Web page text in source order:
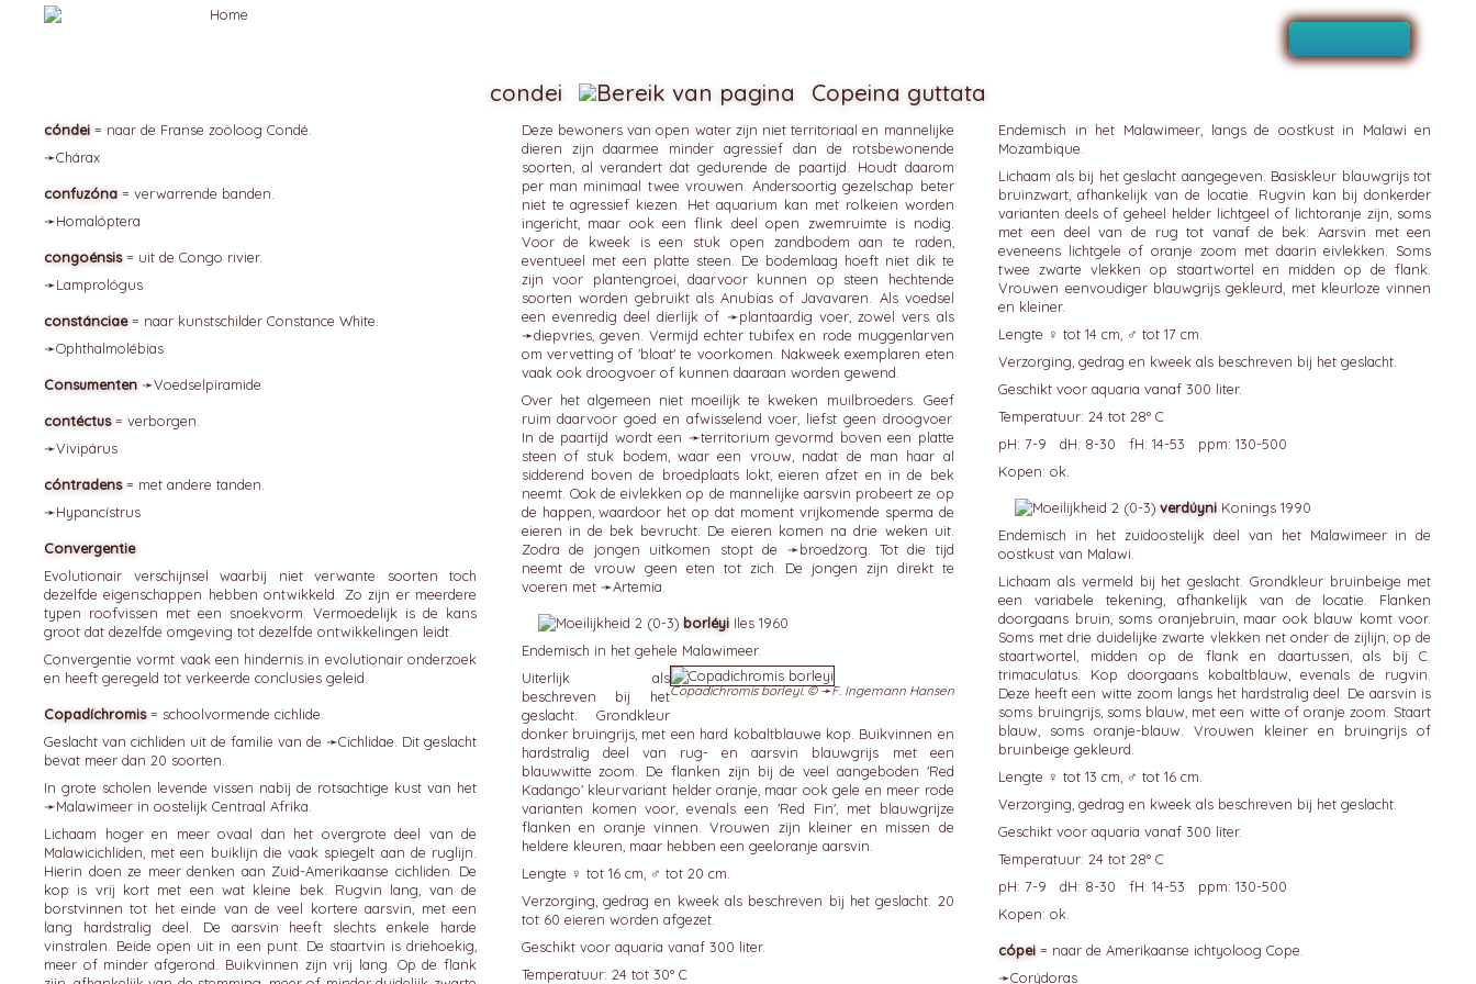
condei Copeina guttata
cóndei = naar de Franse zoöloog Condé.
➛Chárax
confuzóna = verwarrende banden.
➛Homalóptera
congoénsis = uit de Congo rivier.
➛Lamprológus
constánciae = naar kunstschilder Constance White.
➛Ophthalmolébias
Consumenten ➛Voedselpiramide
contéctus = verborgen.
➛Vivipárus
cóntradens = met andere tanden.
➛Hypancístrus
Convergentie
Evolutionair verschijnsel waarbij niet verwante soorten toch
dezelfde eigenschappen hebben ontwikkeld. Zo zijn er meerdere
typen roofvissen met een snoekvorm. Vermoedelijk is de kans
groot dat dezelfde omgeving tot dezelfde ontwikkelingen leidt.
Convergentie vormt vaak een hindernis in evolutionair onderzoek
en heeft geregeld tot verkeerde conclusies geleid.
Copadíchromis = schoolvormende cichlide.
Geslacht van cichliden uit de familie van de ➛Cichlidae . Dit geslacht
bevat meer dan 20 soorten.
In grote scholen levende vissen nabij de rotsachtige kust van het
➛Malawimeer in oostelijk Centraal Afrika.
Lichaam hoger en meer ovaal dan het overgrote deel van de
Malawicichliden, met een buiklijn die vaak spiegelt aan de ruglijn.
Hierin doen ze meer denken aan Zuid-Amerikaanse cichliden. De
kop is vrij kort met een wat kleine bek. Rugvin lang, van de
borstvinnen tot het einde van de veel kortere aarsvin, met een
lang hardstralig deel. De aarsvin heeft slechts enkele harde
vinstralen. Beide open uit in een punt. De staartvin is driehoekig,
meer of minder afgerond. Buikvinnen zijn vrij lang. Op de flank
Deze bewoners van open water zijn niet territoriaal en mannelijke
dieren zijn daarmee minder agressief dan de rotsbewonende
soorten, al verandert dat gedurende de paartijd. Houdt daarom
per man minimaal twee vrouwen. Andersoortig gezelschap beter
niet te agressief kiezen. Het aquarium kan met rolkeien worden
ingericht, maar ook een flink deel open zwemruimte is nodig.
Voor de kweek is een stuk open zandbodem aan te raden,
eventueel met een platte steen. De bodemlaag hoeft niet dik te
zijn voor plantengroei, daarvoor kunnen op steen hechtende
soorten worden gebruikt als Anubias of Javavaren. Als voedsel
een evenredig deel dierlijk of ➛plantaardig voer, zowel vers als
➛diepvries, geven. Vermijd echter tubifex en rode muggenlarven
om vervetting of 'bloat' te voorkomen. Nakweek exemplaren eten
vaak ook droogvoer of kunnen daaraan worden gewend.
Over het algemeen niet moeilijk te kweken muilbroeders. Geef
ruim daarvoor goed en afwisselend voer, liefst geen droogvoer.
In de paartijd wordt een ➛territorium gevormd boven een platte
steen of stuk bodem, waar een vrouw, nadat de man haar al
sidderend boven de broedplaats lokt, eieren afzet en in de bek
neemt. Ook de eivlekken op de mannelijke aarsvin probeert ze op
de happen, waardoor het op dat moment vrijkomende sperma de
eieren in de bek bevrucht. De eieren komen na drie weken uit.
Zodra de jongen uitkomen stopt de ➛broedzorg . Tot die tijd
neemt de vrouw geen eten tot zich. De jongen zijn direkt te
voeren met ➛Artemia
borléyiIles 1960
Endemisch in het gehele Malawimeer.
Copadichromis borleyi. © ➛F. Ingemann Hansen
Uiterlijk als
beschreven bij het
geslacht. Grondkleur
donker bruingrijs, met een hard kobaltblauwe kop. Buikvinnen en
hardstralig deel van rug- en aarsvin blauwgrijs met een
blauwwitte zoom. De flanken zijn bij de veel aangeboden 'Red
Kadango' kleurvariant helder oranje, maar ook gele en meer rode
varianten komen voor, evenals een 'Red Fin', met blauwgrijze
flanken en oranje vinnen. Vrouwen zijn kleiner en missen de
heldere kleuren, maar hebben een geeloranje aarsvin.
Lengte ♀ tot 16 cm, ♂ tot 20 cm.
Verzorging, gedrag en kweek als beschreven bij het geslacht. 20
tot 60 eieren worden afgezet.
Geschikt voor aquaria vanaf 300 liter.
Temperatuur: 24 tot 30° C
Endemisch in het Malawimeer, langs de oostkust in Malawi en
Mozambique.
Lichaam als bij het geslacht aangegeven. Basiskleur blauwgrijs tot
bruinzwart, afhankelijk van de locatie. Rugvin kan bij donkerder
varianten deels of geheel helder lichtgeel of lichtoranje zijn, soms
met een deel van de rug tot vanaf de bek. Aarsvin met een
eveneens lichtgele of oranje zoom met daarin eivlekken. Soms
twee zwarte vlekken op staartwortel en midden op de flank.
Vrouwen eenvoudiger blauwgrijs gekleurd, met kleurloze vinnen
en kleiner.
Lengte ♀ tot 14 cm, ♂ tot 17 cm.
Verzorging, gedrag en kweek als beschreven bij het geslacht.
Geschikt voor aquaria vanaf 300 liter.
Temperatuur: 24 tot 28° C
pH: 7-9 dH: 8-30 fH: 14-53 ppm: 130-500
Kopen: ok.
verdúyni Konings 1990
Endemisch in het zuidoostelijk deel van het Malawimeer in de
oostkust van Malawi.
Lichaam als vermeld bij het geslacht. Grondkleur bruinbeige met
een variabele tekening, afhankelijk van de locatie. Flanken
doorgaans bruin, soms oranjebruin, maar ook blauw komt voor.
Soms met drie duidelijke zwarte vlekken net onder de zijlijn, op de
staartwortel, midden op de flank en daartussen, als bij C.
trimaculatus. Kop doorgaans kobaltblauw, evenals de rugvin.
Deze heeft een witte zoom langs het hardstralig deel. De aarsvin is
soms bruingrijs, soms blauw, met een witte of oranje zoom. Staart
blauw, soms oranje-blauw. Vrouwen kleiner en bruingrijs of
bruinbeige gekleurd.
Lengte ♀ tot 13 cm, ♂ tot 16 cm.
Verzorging, gedrag en kweek als beschreven bij het geslacht.
Geschikt voor aquaria vanaf 300 liter.
Temperatuur: 24 tot 28° C
pH: 7-9 dH: 8-30 fH: 14-53 ppm: 130-500
Kopen: ok.
cópei = naar de Amerikaanse ichtyoloog Cope.
➛Corýdoras